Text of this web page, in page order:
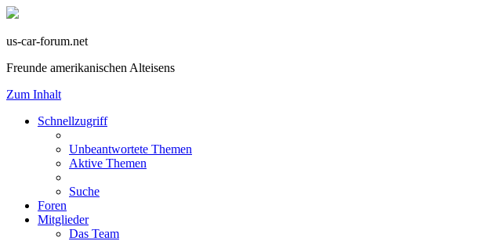
us-car-forum.net
Freunde amerikanischen Alteisens
Zum Inhalt
Schnellzugriff
Unbeantwortete Themen
Aktive Themen
Suche
Foren
Mitglieder
Das Team